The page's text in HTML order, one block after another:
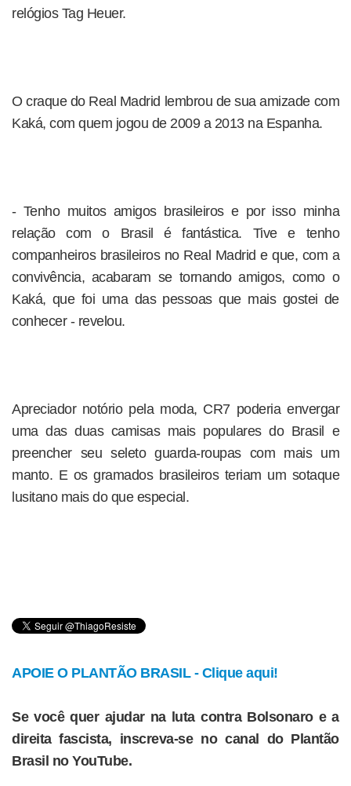
relógios Tag Heuer.
O craque do Real Madrid lembrou de sua amizade com
Kaká, com quem jogou de 2009 a 2013 na Espanha.
- Tenho muitos amigos brasileiros e por isso minha
relação com o Brasil é fantástica. Tive e tenho
companheiros brasileiros no Real Madrid e que, com a
convivência, acabaram se tornando amigos, como o
Kaká, que foi uma das pessoas que mais gostei de
conhecer - revelou.
Apreciador notório pela moda, CR7 poderia envergar
uma das duas camisas mais populares do Brasil e
preencher seu seleto guarda-roupas com mais um
manto. E os gramados brasileiros teriam um sotaque
lusitano mais do que especial.
APOIE O PLANTÃO BRASIL - Clique aqui!
Se você quer ajudar na luta contra Bolsonaro e a
direita fascista, inscreva-se no canal do Plantão
Brasil no YouTube.